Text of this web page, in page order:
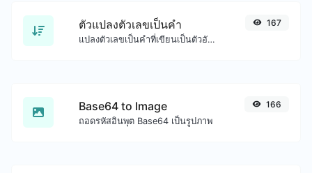
ตัวแปลงตัวเลขเป็นคำ
แปลงตัวเลขเป็นคำที่เขียนเป็นตัวอักษร
167
Base64 to Image
ถอดรหัสอินพุต Base64 เป็นรูปภาพ
166